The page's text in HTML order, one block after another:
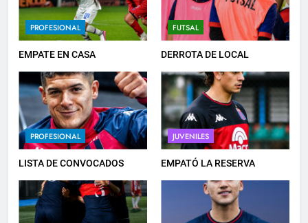
PROFESIONAL
EMPATE EN CASA
FUTSAL
DERROTA DE LOCAL
PROFESIONAL
LISTA DE CONVOCADOS
JUVENILES
EMPATÓ LA RESERVA
6
BIENVENIDO SUBIABRE
JUVENILES VS VÉLEZ
JUVENILES
8